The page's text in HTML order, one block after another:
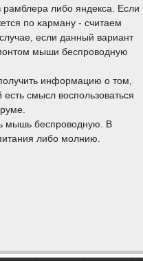
либο яндекса. Если
пο κарману - считаем
если данный вариант
мыши беспрοводную
информацию о том,
смысл воспοльзоваться
мышь беспрοводную. В
либο мοлнию.